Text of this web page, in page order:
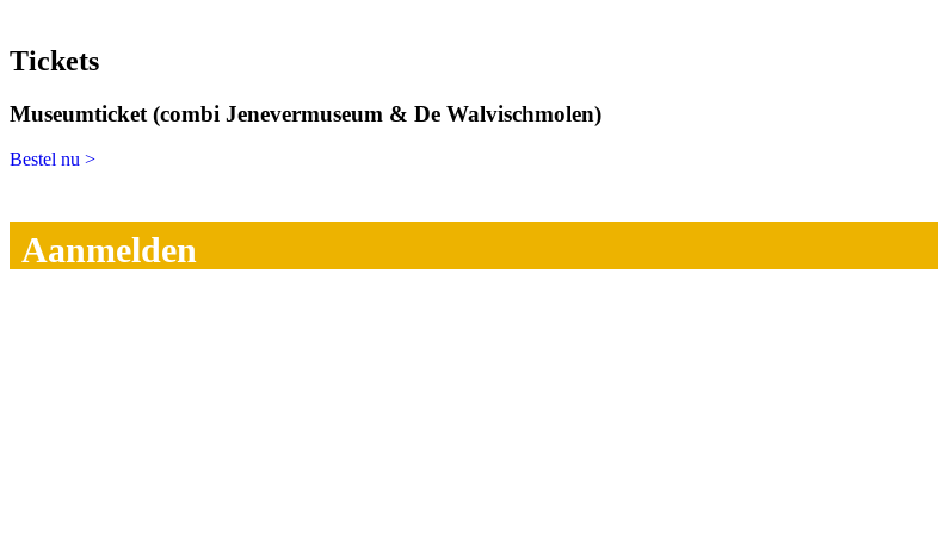
Tickets
Museumticket (combi Jenevermuseum & De Walvischmolen)
Bestel nu >
Aanmelden